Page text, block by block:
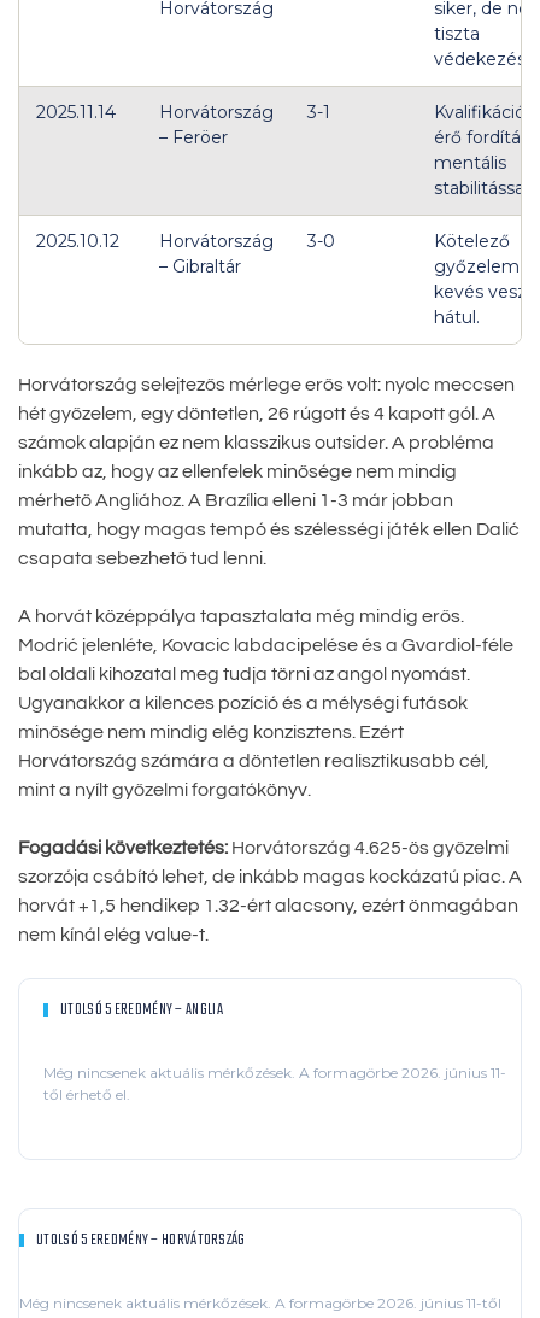
Horvátország
siker, de
tiszta
2025.11.14
Horvátország
– Feröer
3-1
Kvalifikációt
érő fordítás,
mentális
stabilitással.
2025.10.12
Horvátország
– Gibraltár
3-0
Kötelező
győzelem,
kevés
hátul.
Horvátország selejtezős mérlege erős volt: nyolc meccsen
hét győzelem, egy döntetlen, 26 rúgott és 4 kapott gól. A
számok alapján ez nem klasszikus outsider. A probléma
inkább az, hogy az ellenfelek minősége nem mindig
mérhető Angliához. A Brazília elleni 1-3 már jobban
mutatta, hogy magas tempó és szélességi játék ellen Dalić
csapata sebezhető tud lenni.
A horvát középpálya tapasztalata még mindig erős.
Modrić jelenléte, Kovacic labdacipelése és a Gvardiol-féle
bal oldali kihozatal meg tudja törni az angol nyomást.
Ugyanakkor a kilences pozíció és a mélységi futások
minősége nem mindig elég konzisztens. Ezért
Horvátország számára a döntetlen realisztikusabb cél,
mint a nyílt győzelmi forgatókönyv.
Fogadási következtetés: Horvátország 4.625-ös győzelmi
szorzója csábító lehet, de inkább magas kockázatú piac. A
horvát +1,5 hendikep 1.32-ért alacsony, ezért önmagában
nem kínál elég value-t.
UTOLSÓ 5 EREDMÉNY – ANGLIA
Még nincsenek aktuális mérkőzések. A formagörbe 2026. június 11-
től érhető el.
UTOLSÓ 5 EREDMÉNY – HORVÁTORSZÁG
Még nincsenek aktuális mérkőzések. A formagörbe 2026. június 11-től